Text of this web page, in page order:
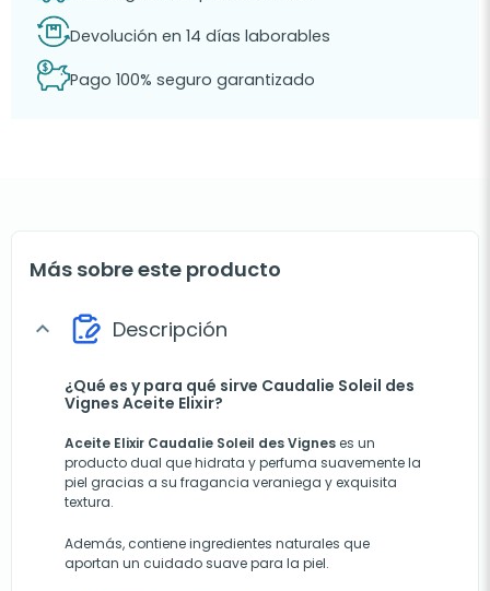
Devolución en 14 días laborables
Pago 100% seguro garantizado
Más sobre este producto
expand_more Descripción
¿Qué es y para qué sirve Caudalie Soleil des
Vignes Aceite Elixir?
Aceite Elixir Caudalie Soleil des Vigneses un
producto dual que hidrata y perfuma suavemente la
piel gracias a su fragancia veraniega y exquisita
textura.
Además, contiene ingredientes naturales que
aportan un cuidado suave para la piel.